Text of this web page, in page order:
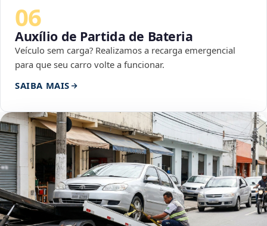
06
Auxílio de Partida de Bateria
Veículo sem carga? Realizamos a recarga emergencial
para que seu carro volte a funcionar.
SAIBA MAIS